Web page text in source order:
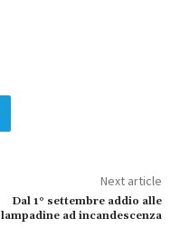
Next article
Dal 1° settembre addio alle
lampadine ad incandescenza